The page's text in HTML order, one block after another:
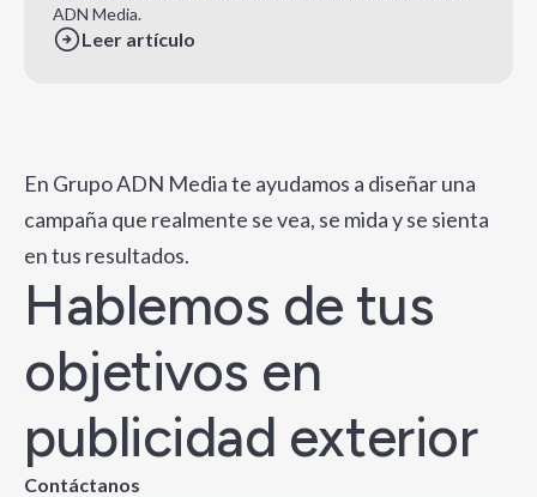
ADN Media.
Leer artículo
Contáctanos
Hablemos de tus
objetivos en
publicidad exterior
En Grupo ADN Media te ayudamos a diseñar una
campaña que realmente se vea, se mida y se sienta
en tus resultados.